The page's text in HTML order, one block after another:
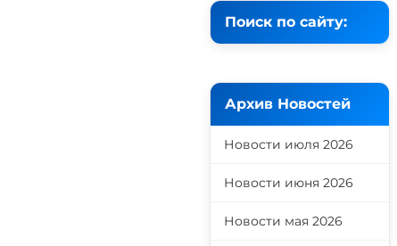
Поиск по сайту:
Архив Новостей
Новости июля 2026
Новости июня 2026
Новости мая 2026